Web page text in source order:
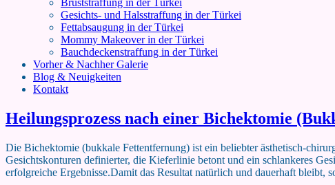
Bruststraffung in der Türkei
Gesichts- und Halsstraffung in der Türkei
Fettabsaugung in der Türkei
Mommy Makeover in der Türkei
Bauchdeckenstraffung in der Türkei
Vorher & Nachher Galerie
Blog & Neuigkeiten
Kontakt
Heilungsprozess nach einer Bichektomie
Die Bichektomie (bukkale Fettentfernung) ist ein beliebter ästhetisch-
Gesichtskonturen definierter, die Kieferlinie betont und ein schlankeres
erfolgreiche Ergebnisse.Damit das Resultat natürlich und dauerhaft